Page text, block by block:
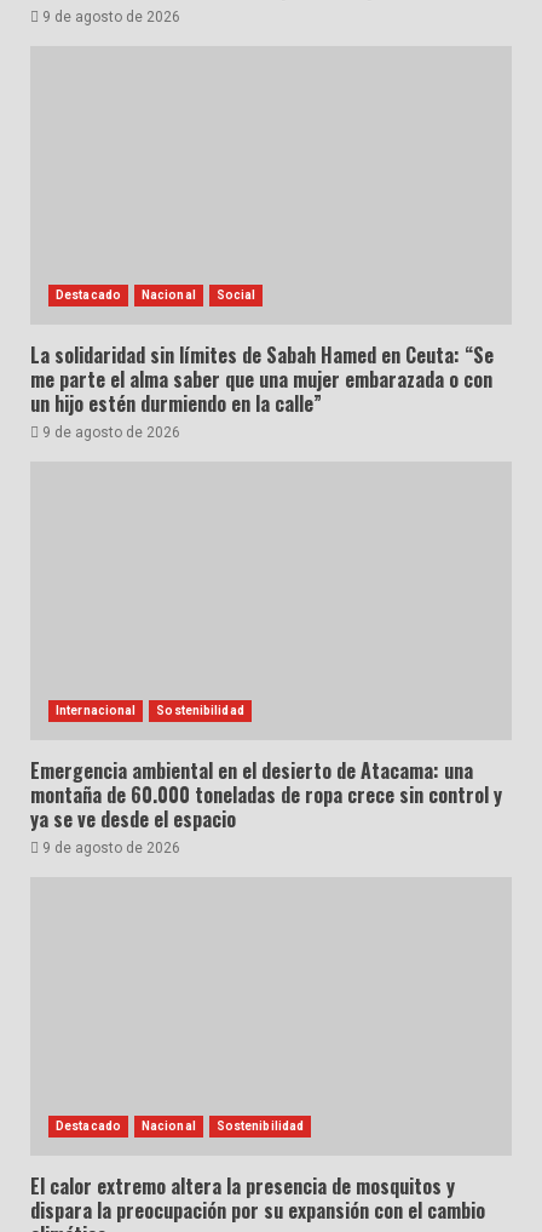
9 de agosto de 2026
Destacado Nacional Social
La solidaridad sin límites de Sabah Hamed en Ceuta: “Se
me parte el alma saber que una mujer embarazada o con
un hijo estén durmiendo en la calle”
9 de agosto de 2026
Internacional Sostenibilidad
Emergencia ambiental en el desierto de Atacama: una
montaña de 60.000 toneladas de ropa crece sin control y
ya se ve desde el espacio
9 de agosto de 2026
Destacado Nacional Sostenibilidad
El calor extremo altera la presencia de mosquitos y
dispara la preocupación por su expansión con el cambio